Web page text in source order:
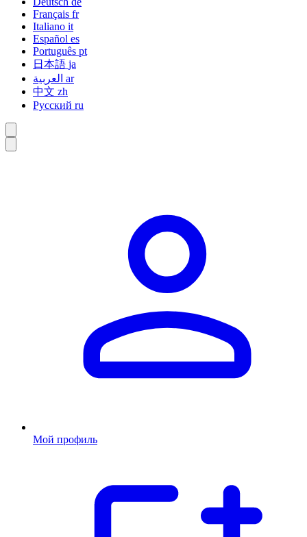
Français fr
Italiano it
Español es
Português pt
日本語 ja
ar
中文 zh
Русский ru
Мой профиль